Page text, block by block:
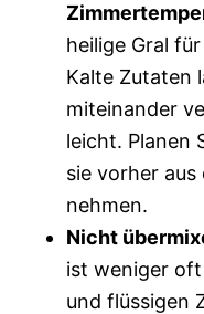
heilige Gral
Kalte Zutaten
miteinander
leicht. Planen
sie vorher aus
nehmen.
Nicht
ist weniger
und flüssigen